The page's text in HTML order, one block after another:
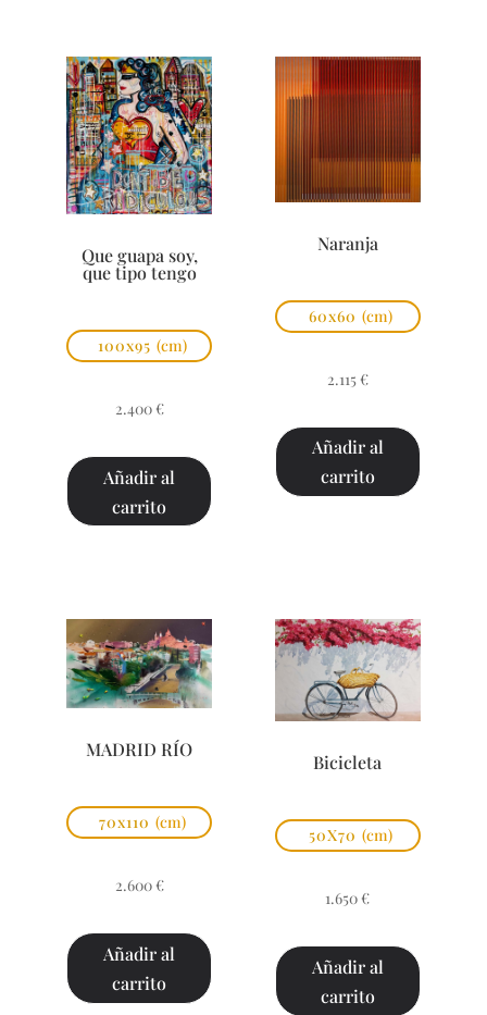
Que guapa soy,
que tipo tengo
100x95 (cm)
2.400 €
Añadir al
carrito
Naranja
60x60 (cm)
2.115 €
Añadir al
carrito
MADRID RÍO
70x110 (cm)
2.600 €
Añadir al
carrito
Bicicleta
50X70 (cm)
1.650 €
Añadir al
carrito